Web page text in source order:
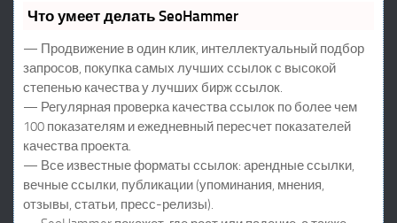
Что умеет делать SeoHammer
— Продвижение в один клик, интеллектуальный подбор
запросов, покупка самых лучших ссылок с высокой
степенью качества у лучших бирж ссылок.
— Регулярная проверка качества ссылок по более чем
100 показателям и ежедневный пересчет показателей
качества проекта.
— Все известные форматы ссылок: арендные ссылки,
вечные ссылки, публикации (упоминания, мнения,
отзывы, статьи, пресс-релизы).